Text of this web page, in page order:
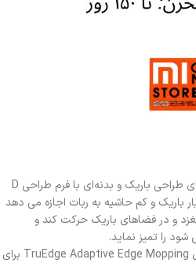
مدل ECOVACS X5 Pro Omni دارای طراحی باریک و بدنه‌ای با فرم طراحی D
باریک و کم حاشیه به ربات اجازه می دهد
و در فضاهای باریک حرکت کند و
را تمیز نماید.
جارو رباتیک X5 Pro Omni از فناوری TruEdge Adaptive Edge Mopping برای